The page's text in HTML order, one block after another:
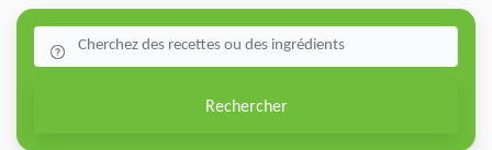
Rechercher